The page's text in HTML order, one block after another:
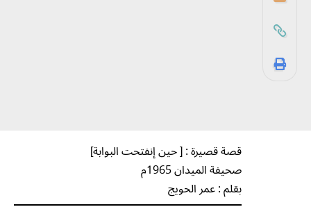
قصة قصيرة : [ حين إنفتحت البوابة]
صحيفة الميدان 1965م
بقلم : عمر الحويج